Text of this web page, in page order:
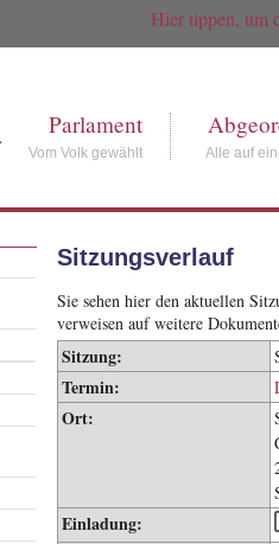
Hier tippen, um
Parlament
Vom Volk gewählt Alle auf
Sitzungsverlauf
Sie sehen hier den aktuellen
verweisen auf weitere
Sitzung:
Termin:
Ort:
Einladung: